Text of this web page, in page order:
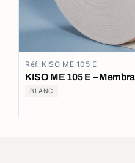
Réf. KISO ME 105 E
KISO ME 105 E –
BLANC